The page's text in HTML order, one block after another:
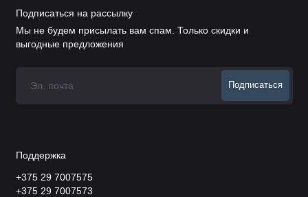
Подписаться на рассылку
Мы не будем присылать вам спам. Только скидки и
выгодные предложения
Подписаться
Поддержка
+375 29 7007575
+375 29 7007573